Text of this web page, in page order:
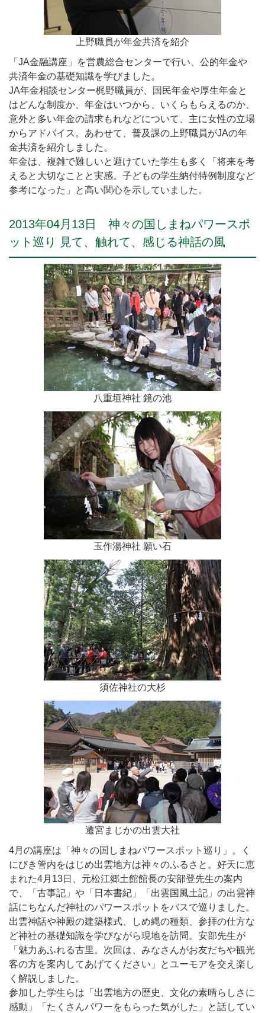
上野職員が年金共済を紹介
「JA金融講座」を営農総合センターで行い、公的年金や
共済年金の基礎知識を学びました。
JA年金相談センター梶野職員が、国民年金や厚生年金と
はどんな制度か、年金はいつから、いくらもらえるのか、
意外と多い年金の請求もれなどについて、主に女性の立場
からアドバイス。あわせて、普及課の上野職員がJAの年
金共済を紹介しました。
年金は、複雑で難しいと避けていた学生も多く「将来を考
えると大切なことと実感。子どもの学生納付特例制度など
参考になった」と高い関心を示していました。
2013年04月13日 神々の国しまねパワースポ
ット巡り 見て、触れて、感じる神話の風
八重垣神社 鏡の池
玉作湯神社 願い石
須佐神社の大杉
遷宮まじかの出雲大社
4月の講座は「神々の国しまねパワースポット巡り」。く
にびき管内をはじめ出雲地方は神々のふるさと。好天に恵
まれた4月13日、元松江郷土館館長の安部登先生の案内
で、「古事記」や「日本書紀」「出雲国風土記」の出雲神
話にちなんだ神社のパワースポットをバスで巡りました。
出雲神話や神殿の建築様式、しめ縄の種類、参拝の仕方な
ど神社の基礎知識を学びながら現地を訪問。安部先生が
「魅力あふれる古里。次回は、みなさんがお友だちや観光
客の方を案内してあげてください」とユーモアを交え楽し
く解説しました。
参加した学生らは「出雲地方の歴史、文化の素晴らしさに
感動」「たくさんパワーをもらった気がした」と話してい